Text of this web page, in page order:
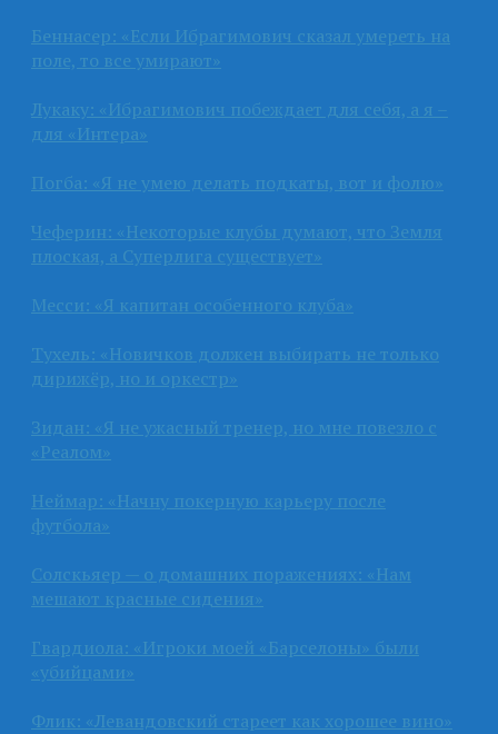
Беннасер: «Если Ибрагимович сказал умереть на
поле, то все умирают»
Лукаку: «Ибрагимович побеждает для себя, а я –
для «Интера»
Погба: «Я не умею делать подкаты, вот и фолю»
Чеферин: «Некоторые клубы думают, что Земля
плоская, а Суперлига существует»
Месси: «Я капитан особенного клуба»
Тухель: «Новичков должен выбирать не только
дирижёр, но и оркестр»
Зидан: «Я не ужасный тренер, но мне повезло с
«Реалом»
Неймар: «Начну покерную карьеру после
футбола»
Солскьяер — о домашних поражениях: «Нам
мешают красные сидения»
Гвардиола: «Игроки моей «Барселоны» были
«убийцами»
Флик: «Левандовский стареет как хорошее вино»